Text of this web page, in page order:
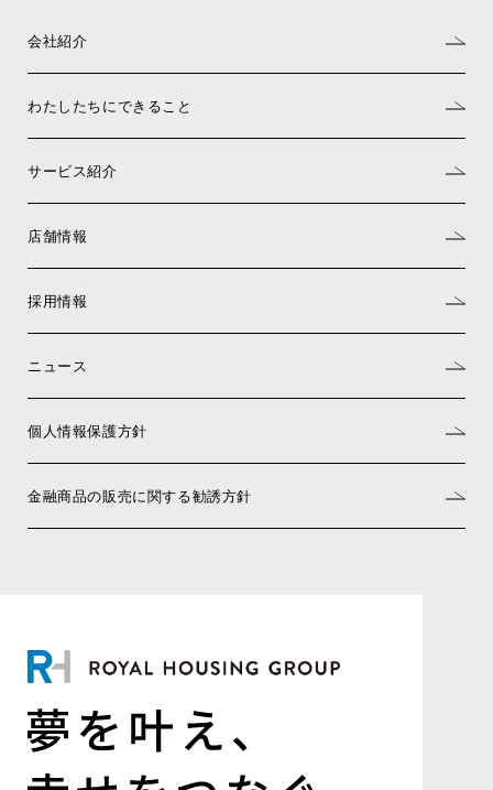
会社紹介
わたしたちにできること
サービス紹介
店舗情報
採用情報
ニュース
個人情報保護方針
金融商品の販売に関する勧誘方針